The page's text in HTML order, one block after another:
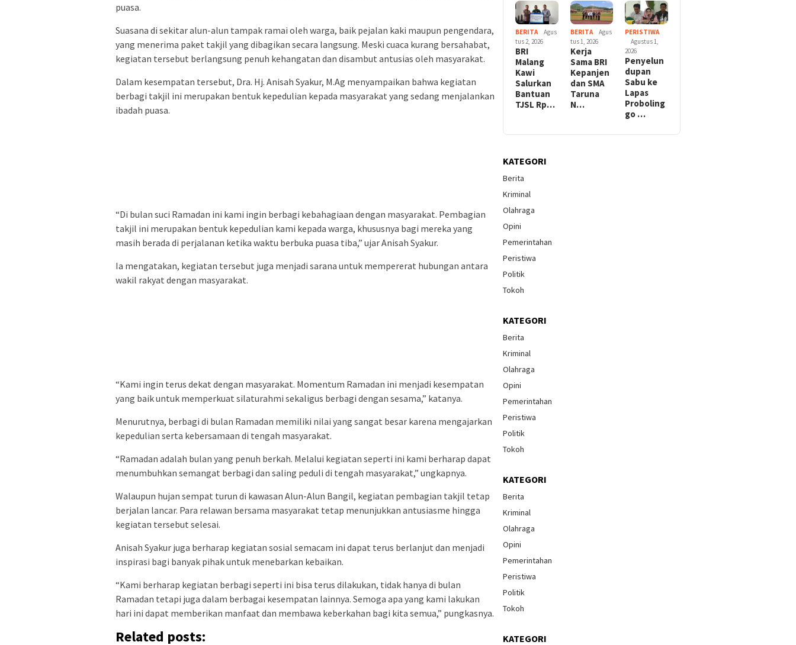
puasa.
Suasana di sekitar alun-alun tampak ramai oleh warga, baik pejalan kaki maupun pengendara,
yang menerima paket takjil yang dibagikan secara langsung. Meski cuaca kurang bersahabat,
kegiatan tersebut berlangsung penuh kehangatan dan disambut antusias oleh masyarakat.
Dalam kesempatan tersebut, Dra. Hj. Anisah Syakur, M.Ag menyampaikan bahwa kegiatan
berbagi takjil ini merupakan bentuk kepedulian kepada masyarakat yang sedang menjalankan
ibadah puasa.
“Di bulan suci Ramadan ini kami ingin berbagi kebahagiaan dengan masyarakat. Pembagian
takjil ini merupakan bentuk kepedulian kami kepada warga, khususnya bagi mereka yang
masih berada di perjalanan ketika waktu berbuka puasa tiba,” ujar Anisah Syakur.
Ia mengatakan, kegiatan tersebut juga menjadi sarana untuk mempererat hubungan antara
wakil rakyat dengan masyarakat.
“Kami ingin terus dekat dengan masyarakat. Momentum Ramadan ini menjadi kesempatan
yang baik untuk memperkuat silaturahmi sekaligus berbagi dengan sesama,” katanya.
Menurutnya, berbagi di bulan Ramadan memiliki nilai yang sangat besar karena mengajarkan
kepedulian serta kebersamaan di tengah masyarakat.
“Ramadan adalah bulan yang penuh berkah. Melalui kegiatan seperti ini kami berharap dapat
menumbuhkan semangat berbagi dan saling peduli di tengah masyarakat,” ungkapnya.
Walaupun hujan sempat turun di kawasan Alun-Alun Bangil, kegiatan pembagian takjil tetap
berjalan lancar. Para relawan bersama masyarakat tetap menunjukkan antusiasme hingga
kegiatan tersebut selesai.
Anisah Syakur juga berharap kegiatan sosial semacam ini dapat terus berlanjut dan menjadi
inspirasi bagi banyak pihak untuk menebarkan kebaikan.
“Kami berharap kegiatan berbagi seperti ini bisa terus dilakukan, tidak hanya di bulan
Ramadan tetapi juga dalam berbagai kesempatan lainnya. Semoga apa yang kami lakukan
hari ini dapat memberikan manfaat dan membawa keberkahan bagi kita semua,” pungkasnya.
Related posts:
BERITA
Agus
tus 2, 2026
BRI
Malang
Kawi
Salurkan
Bantuan
TJSL Rp…
BERITA
Agus
tus 1, 2026
Kerja
Sama BRI
Kepanjen
dan SMA
Taruna
N…
PERISTIWA
Agustus 1,
2026
Penyelun
dupan
Sabu ke
Lapas
Proboling
go …
KATEGORI
Berita
Kriminal
Olahraga
Opini
Pemerintahan
Peristiwa
Politik
Tokoh
KATEGORI
Berita
Kriminal
Olahraga
Opini
Pemerintahan
Peristiwa
Politik
Tokoh
KATEGORI
Berita
Kriminal
Olahraga
Opini
Pemerintahan
Peristiwa
Politik
Tokoh
KATEGORI